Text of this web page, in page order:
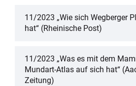
11/2023 „Wie sich Wegberger
hat“ (Rheinische Post)
11/2023 „Was es mit dem
Mundart-Atlas auf sich hat“
Zeitung)